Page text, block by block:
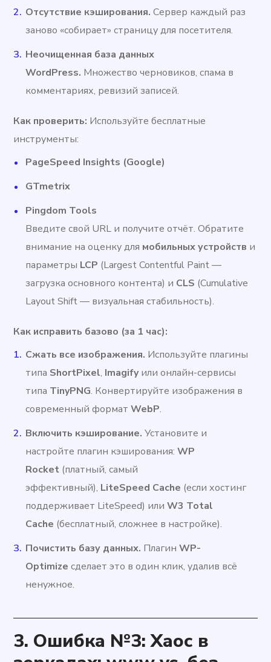
Отсутствие кэширования. Сервер каждый раз
заново «собирает» страницу для посетителя.
Неочищенная база данных
WordPress. Множество черновиков, спама в
комментариях, ревизий записей.
Как проверить: Используйте бесплатные
инструменты:
PageSpeed Insights (Google)
GTmetrix
Pingdom Tools
Введите свой URL и получите отчёт. Обратите
внимание на оценку для мобильных устройств и
параметры LCP (Largest Contentful Paint —
загрузка основного контента) и CLS (Cumulative
Layout Shift — визуальная стабильность).
Как исправить базово (за 1 час):
Сжать все изображения. Используйте плагины
типа ShortPixel, Imagifyили онлайн-сервисы
типа TinyPNG. Конвертируйте изображения в
современный форматWebP.
Включить кэширование. Установите и
настройте плагин кэширования:WP
Rocket (платный, самый
эффективный), LiteSpeed Cache (если хостинг
поддерживает LiteSpeed) илиW3 Total
Cache (бесплатный, сложнее в настройке).
Почистить базу данных. ПлагинWP-
Optimize сделает это в один клик, удалив всё
ненужное.
3. Ошибка №3: Хаос в